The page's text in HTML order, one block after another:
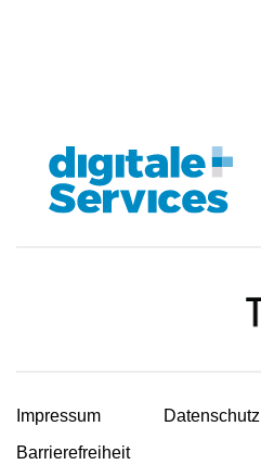
Impressum
Datenschutz
Barrierefreiheit